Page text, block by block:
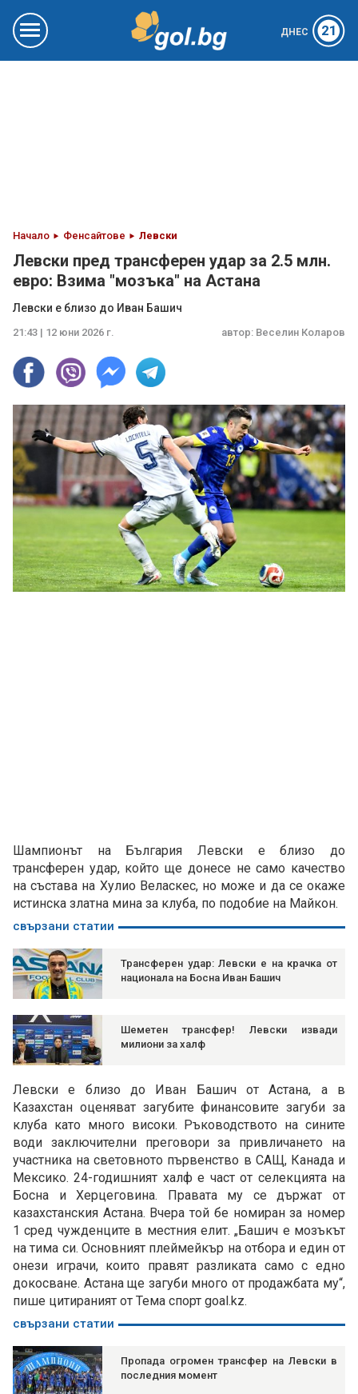
ДНЕС 21
Начало Фенсайтове Левски
Левски пред трансферен удар за 2.5 млн.
евро: Взима "мозъка" на Астана
Левски е близо до Иван Башич
21:43 | 12 юни 2026 г. автор: Веселин Коларов
Шампионът на България Левски е близо до
трансферен удар, който ще донесе не само качество
на състава на Хулио Веласкес, но може и да се окаже
истинска златна мина за клуба, по подобие на Майкон.
свързани статии
Трансферен удар: Левски е на крачка от
национала на Босна Иван Башич
Шеметен трансфер! Левски извади
милиони за халф
Левски е близо до Иван Башич от Астана, а в
Казахстан оценяват загубите финансовите загуби за
клуба като много високи. Ръководството на сините
води заключителни преговори за привличането на
участника на световното първенство в САЩ, Канада и
Мексико. 24-годишният халф е част от селекцията на
Босна и Херцеговина. Правата му се държат от
казахстанския Астана. Вчера той бе номиран за номер
1 сред чужденците в местния елит. „Башич е мозъкът
на тима си. Основният плеймейкър на отбора и един от
онези играчи, които правят разликата само с едно
докосване. Астана ще загуби много от продажбата му“,
пише цитираният от Тема спорт goal.kz.
свързани статии
Пропада огромен трансфер на Левски в
последния момент